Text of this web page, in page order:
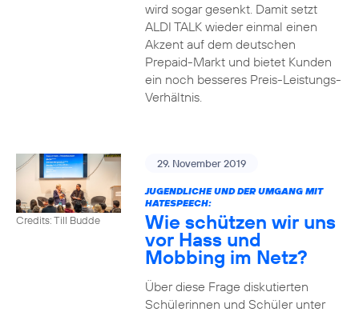
wird sogar gesenkt. Damit setzt
ALDI TALK wieder einmal einen
Akzent auf dem deutschen
Prepaid-Markt und bietet Kunden
ein noch besseres Preis-Leistungs-
Verhältnis.
Credits: Till Budde
29. November 2019
JUGENDLICHE UND DER UMGANG MIT
HATESPEECH:
Wie schützen wir uns
vor Hass und
Mobbing im Netz?
Über diese Frage diskutierten
Schülerinnen und Schüler unter